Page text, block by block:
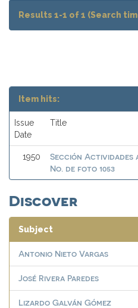
Results 1-1 of 1 (Search
Item hits:
Issue
Date
Title
1950
Sección Actividades
No. de foto 1053
Discover
Subject
Antonio Nieto Vargas
José Rivera Paredes
Lizardo Galván Gómez